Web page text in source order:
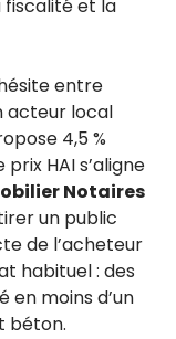
fiscalité et la
entre
acteur local
4,5 %
HAI s’aligne
Notaires
un public
de l’acheteur
habituel : des
en moins d’un
béton.